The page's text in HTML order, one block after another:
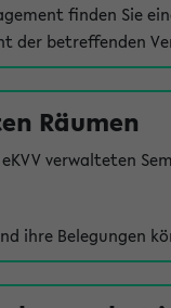
finden Sie
der betreffenden
Räumen
verwalteten
ihre Belegungen